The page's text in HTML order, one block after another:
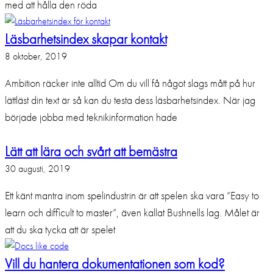
med att hålla den röda
Läsbarhetsindex skapar kontakt
8 oktober, 2019
Ambition räcker inte alltid Om du vill få något slags mått på hur
lättläst din text är så kan du testa dess läsbarhetsindex. När jag
började jobba med teknikinformation hade
Lätt att lära och svårt att bemästra
30 augusti, 2019
Ett känt mantra inom spelindustrin är att spelen ska vara ”Easy to
learn och difficult to master”, även kallat Bushnells lag. Målet är
att du ska tycka att är spelet
Vill du hantera dokumentationen som kod?